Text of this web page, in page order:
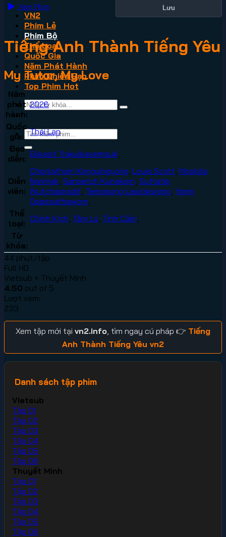
VN2
Phim Lẻ
Phim Bộ
Thể Loại
Quốc Gia
Năm Phát Hành
Phim Chiếu Rạp
Top Phim Hot
Xem Phim Lưu
Tiếng Anh Thành Tiếng Yêu
My Tutor, My Love
Năm
phát
hành:
2026
Quốc
gia:
Thái Lan
Đạo
diễn: Ekkasit Trakulkasemsuk
Diễn
viên:
Chonlathorn Kongyingyong Louis Scott Mookda
Narinrak Sanpetch Kunakorn Suttatip
Wutchaipradit Teerapong Liaorakwong Yanin
Opassathaworn
Thể
loại: Chính Kịch Tâm Lý Tình Cảm
Từ
khóa:
44 phút/tập
Full HD
Vietsub + Thuyết Minh
4.50 out of 5
Lượt xem:
233
Xem tập mới tại vn2.info , tìm ngay cú pháp 👉 Tiếng
Anh Thành Tiếng Yêu vn2
Danh sách tập phim
Vietsub
Tập 01
Tập 02
Tập 03
Tập 04
Tập 05
Tập 06
Thuyết Minh
Tập 01
Tập 02
Tập 03
Tập 04
Tập 05
Tập 06